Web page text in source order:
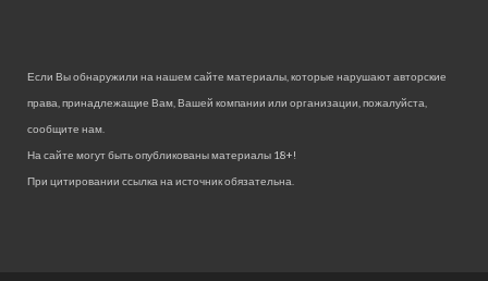
Если Вы обнаружили на нашем сайте материалы, которые нарушают авторские
права, принадлежащие Вам, Вашей компании или организации, пожалуйста,
сообщите нам.
На сайте могут быть опубликованы материалы 18+!
При цитировании ссылка на источник обязательна.